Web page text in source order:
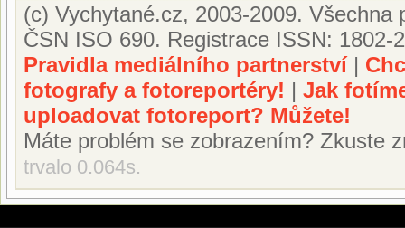
(c) Vychytané.cz, 2003-2009.
ČSN ISO 690. Registrace ISSN: 1802-
Pravidla mediálního partnerství|
fotografy a fotoreportéry! | Jak
uploadovat fotoreport? Můžete!
Máte problém se zobrazením? Zkuste
trvalo 0.064s.